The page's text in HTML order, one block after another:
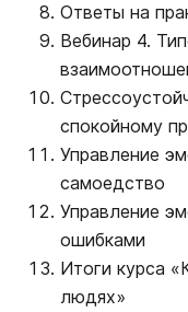
Ответы на
Вебинар 4.
спокойному
Управление
самоедство
Управление
ошибками
Итоги курса
людях»